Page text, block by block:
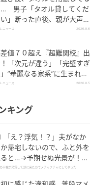
… 男子「タオル貸してくだ
」断った直後、親が大声で
た一言に絶句
ニュース 2026.8.6
値７０超え『超難関校』出
「次元が違う」「完璧すぎ
“華麗なる家系”に生まれた
格外の逸材】
ニュース 2026.8.5
キング
「え？浮気！？」夫がなか
帰宅しないので、ふと外を
ると…→予期せぬ光景が！｜
の不倫が発覚して頭に来た
の不倫が発覚して頭に来たのでメチャクチャにしてやった